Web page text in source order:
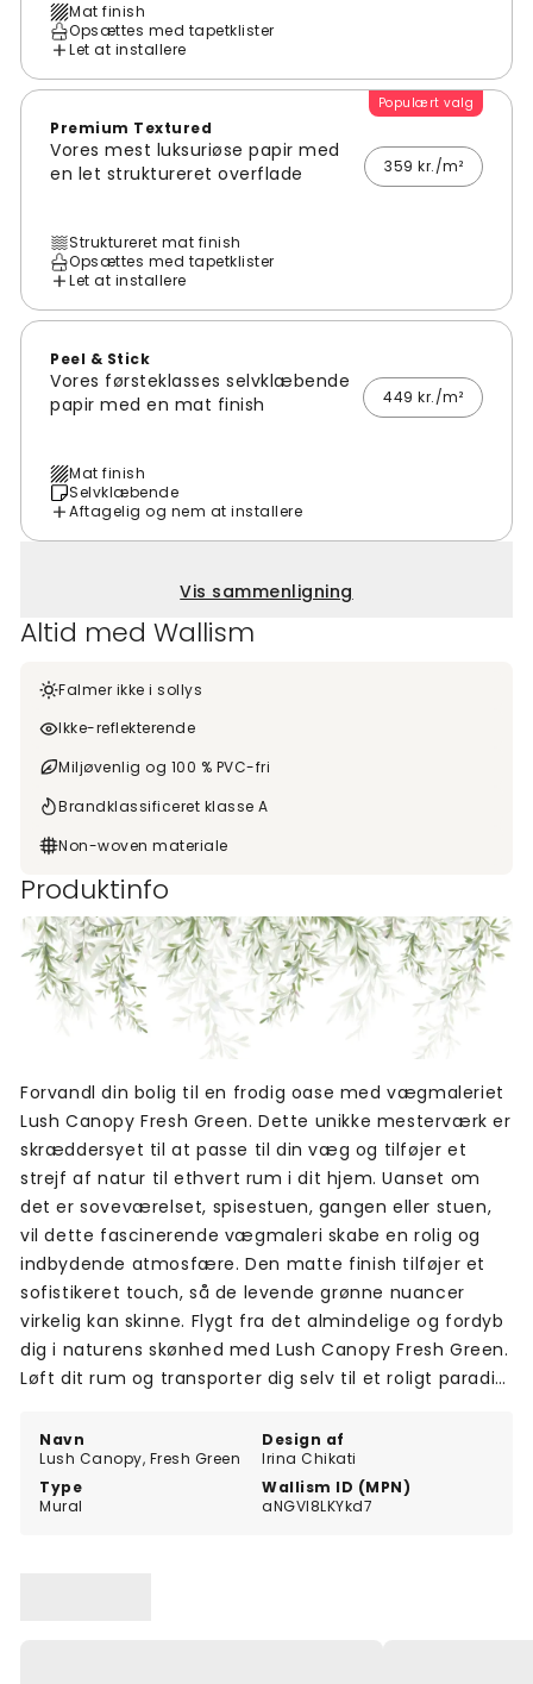
Mat finish
Opsættes med tapetklister
Let at installere
Populært valg
Premium Textured
Vores mest luksuriøse papir med
en let struktureret overflade
359 kr./m²
Struktureret mat finish
Opsættes med tapetklister
Let at installere
Peel & Stick
Vores førsteklasses selvklæbende
papir med en mat finish
449 kr./m²
Mat finish
Selvklæbende
Aftagelig og nem at installere
Vis sammenligning
Altid med Wallism
Falmer ikke i sollys
Ikke-reflekterende
Miljøvenlig og 100 % PVC-fri
Brandklassificeret klasse A
Non-woven materiale
Produktinfo
Navn
Lush Canopy, Fresh Green
Design af
Irina Chikati
Type
Mural
Wallism ID (MPN)
aNGVl8LKYkd7
Forvandl din bolig til en frodig oase med vægmaleriet
Lush Canopy Fresh Green. Dette unikke mesterværk er
skræddersyet til at passe til din væg og tilføjer et
strejf af natur til ethvert rum i dit hjem. Uanset om
det er soveværelset, spisestuen, gangen eller stuen,
vil dette fascinerende vægmaleri skabe en rolig og
indbydende atmosfære. Den matte finish tilføjer et
sofistikeret touch, så de levende grønne nuancer
virkelig kan skinne. Flygt fra det almindelige og fordyb
dig i naturens skønhed med Lush Canopy Fresh Green.
Løft dit rum og transporter dig selv til et roligt paradis,